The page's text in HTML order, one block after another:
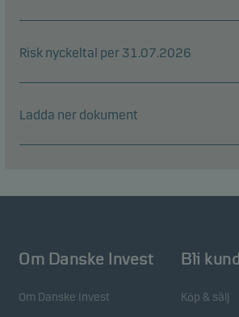
Risk nyckeltal per 31.07.2026
Ladda ner dokument
Om Danske Invest
Om Danske Invest
Bli kund
Köp & sälj